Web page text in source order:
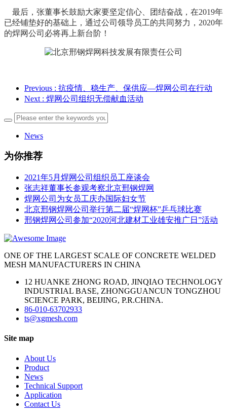
最后，张董事长鼓励大家要坚定信心、团结奋战，在2019年
已经铺垫好的基础上，通过公司领导员工的共同努力，2020年
的焊网公司必将再上新台阶！
Previous : 抗疫情、稳生产、保供应—焊网公司在行动
Next : 焊网公司组织无偿献血活动
News
为你推荐
2021年5月焊网公司组织员工座谈会
张志祥董事长参观考察北京邢钢焊网
焊网公司为女员工庆办国际妇女节
北京邢钢焊网公司举行第二届“焊网杯”乒乓球比赛
邢钢焊网公司参加“2020河北建材工业雄安推广日”活动
ONE OF THE LARGEST SCALE OF CONCRETE WELDED
MESH MANUFACTURERS IN CHINA
12 HUANKE ZHONG ROAD, JINQIAO TECHNOLOGY
INDUSTRIAL BASE, ZHONGGUANCUN TONGZHOU
SCIENCE PARK, BEIJING, P.R.CHINA.
86-010-63702933
ts@xgmesh.com
Site map
About Us
Product
News
Technical Support
Application
Contact Us